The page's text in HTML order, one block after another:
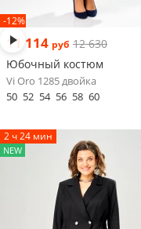
-12%
11 114 руб 12 630
Юбочный костюм
Vi Oro 1285 двойка
50 52 54 56 58 60
2 ч 24 мин
NEW